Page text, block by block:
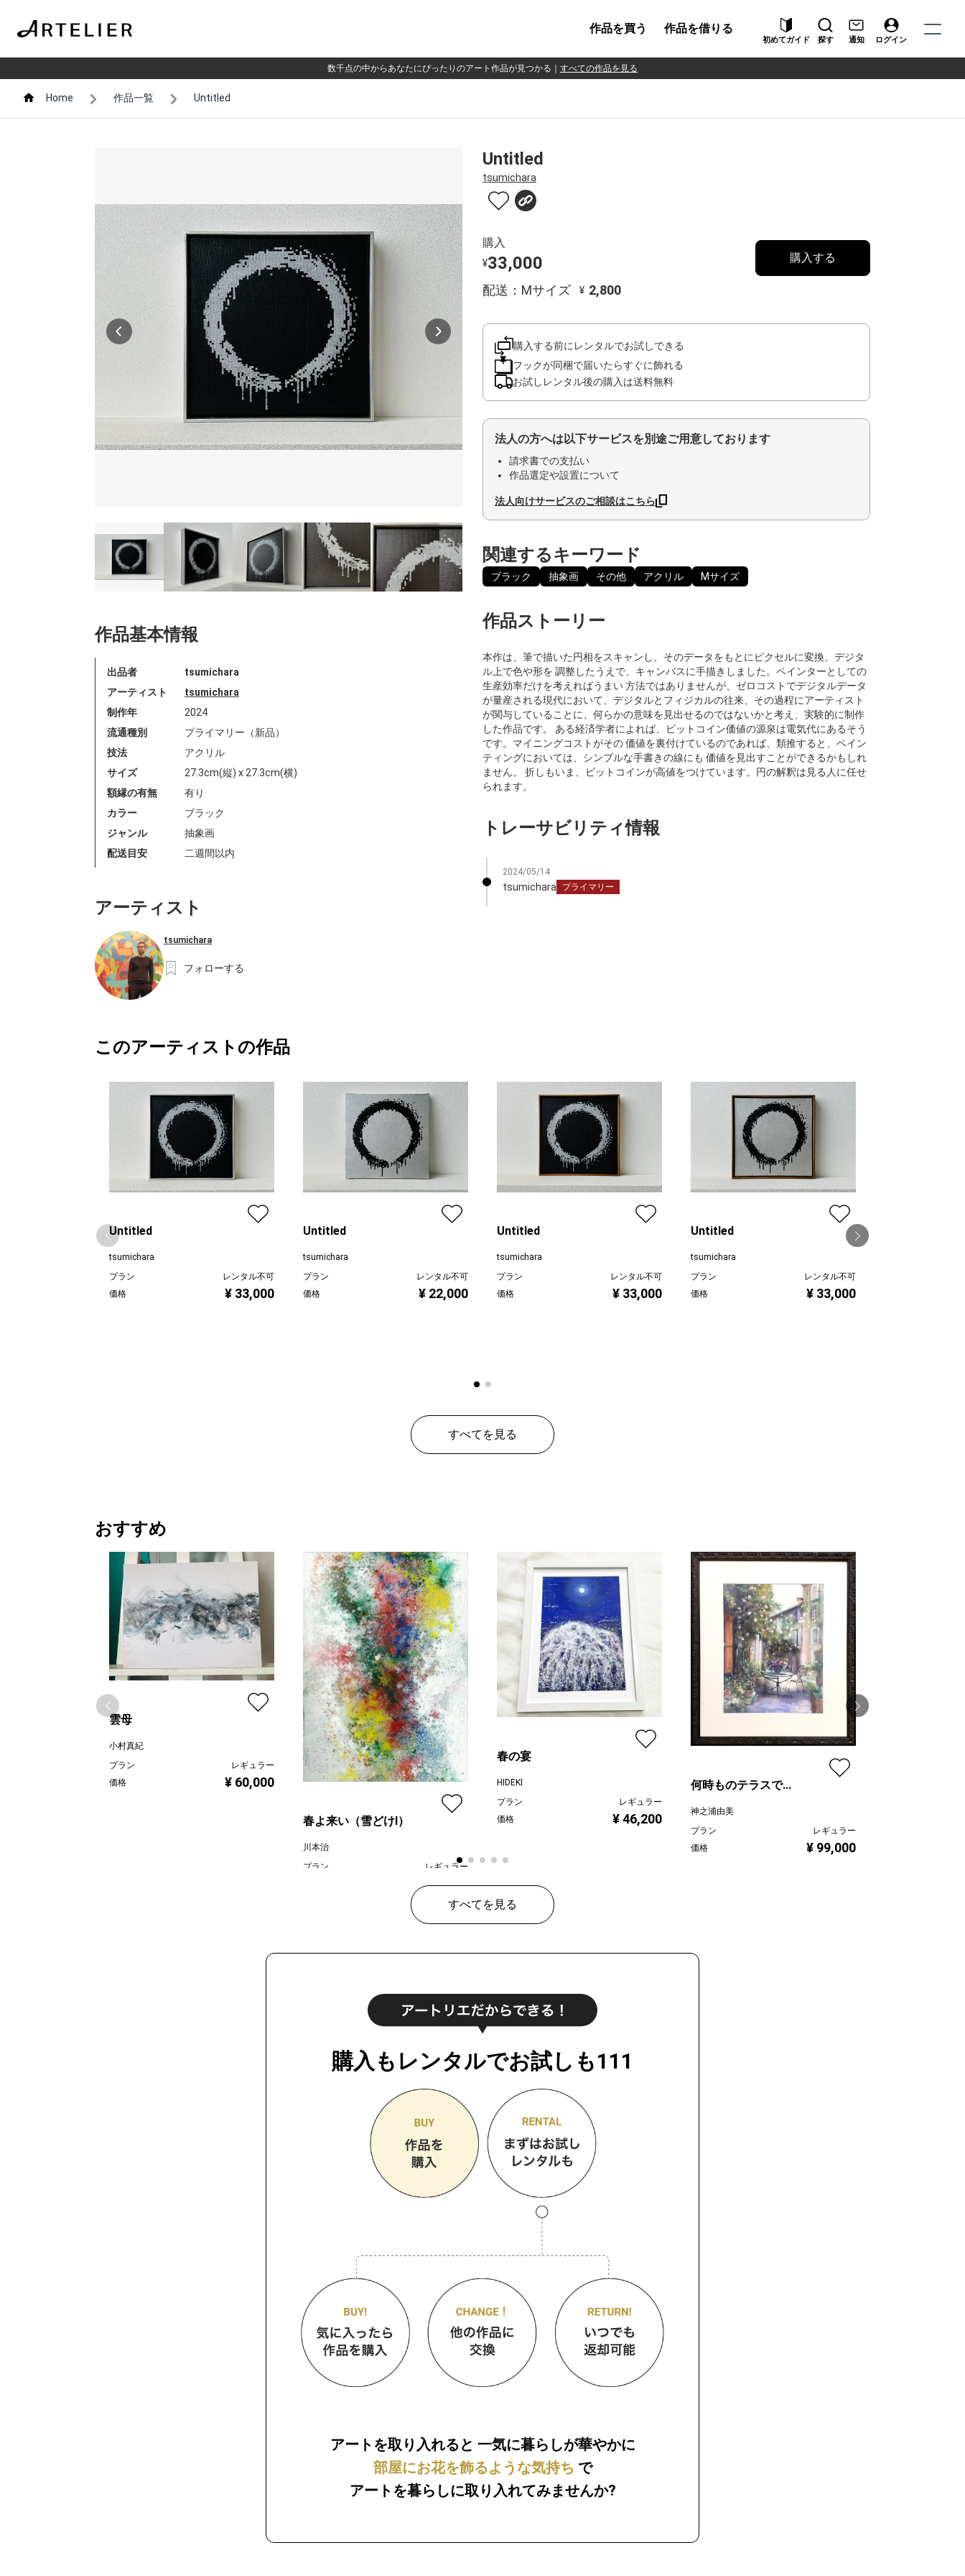
作品を買う 作品を借りる
初めてガイド 探す 通知 ログイン
数千点の中からあなたにぴったりのアート作品が見つかる すべての作品を見る
Home 作品一覧 Untitled
作品基本情報
出品者
tsumichara
アーティスト
tsumichara
制作年
2024
流通種別
プライマリー（新品）
技法
アクリル
サイズ
27.3cm(縦) x 27.3cm(横)
額縁の有無
有り
カラー
ブラック
ジャンル
抽象画
配送目安
二週間以内
アーティスト
tsumichara
フォローする
Untitled
tsumichara
購入
¥33,000
配送：Mサイズ ¥ 2,800
購入する
購入する前にレンタルでお試しできる
フックが同梱で届いたらすぐに飾れる
お試しレンタル後の購入は送料無料
法人の方へは以下サービスを別途ご用意しております
請求書での支払い
作品選定や設置について
法人向けサービスのご相談はこちら
関連するキーワード
ブラック 抽象画 その他 アクリル Mサイズ
作品ストーリー
本作は、筆で描いた円相をスキャンし、そのデータをもとにピクセルに変換、デジタ
ル上で色や形を 調整したうえで、キャンバスに手描きしました。ペインターとしての
生産効率だけを考えればうまい 方法ではありませんが、ゼロコストでデジタルデータ
が量産される現代において、デジタルとフィジカルの往来、その過程にアーティスト
が関与していることに、何らかの意味を見出せるのではないかと考え、実験的に制作
した作品です。 ある経済学者によれば、ビットコイン価値の源泉は電気代にあるそう
です。マイニングコストがその 価値を裏付けているのであれば、類推すると、ペイン
ティングにおいては、シンプルな手書きの線にも 価値を見出すことができるかもしれ
ません。 折しもいま、ビットコインが高値をつけています。円の解釈は見る人に任せ
られます。
トレーサビリティ情報
2024/05/14
tsumichara プライマリー
このアーティストの作品
Untitled
tsumichara
プラン
レンタル不可
価格
¥ 33,000
Untitled
tsumichara
プラン
レンタル不可
価格
¥ 22,000
Untitled
tsumichara
プラン
レンタル不可
価格
¥ 33,000
Untitled
tsumichara
プラン
レンタル不可
価格
¥ 33,000
すべてを見る
おすすめ
雲母
小村真紀
プラン
レギュラー
価格
¥ 60,000
春よ来い（雪どけⅠ）
川本治
プラン
レギュラー
¥ 80,000
春の宴
HIDEKI
プラン
レギュラー
価格
¥ 46,200
何時ものテラスで...
神之浦由美
プラン
レギュラー
価格
¥ 99,000
すべてを見る
購入もレンタルでお試しも111
アートを取り入れると 一気に暮らしが華やかに
部屋にお花を飾るような気持ち で
アートを暮らしに取り入れてみませんか?